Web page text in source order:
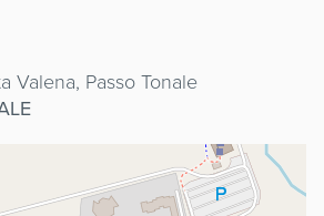
Valena, Passo Tonale